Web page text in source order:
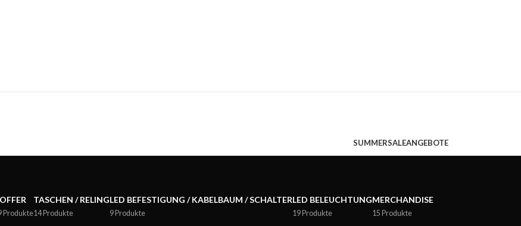
SUMMERSALEANGEBOTE
Produkte
TASCHEN / RELING
14 Produkte
LED BEFESTIGUNG / KABELBAUM / SCHALTER
9 Produkte
LED BELEUCHTUNG
19 Produkte
MERCHANDISE
15 Produkte